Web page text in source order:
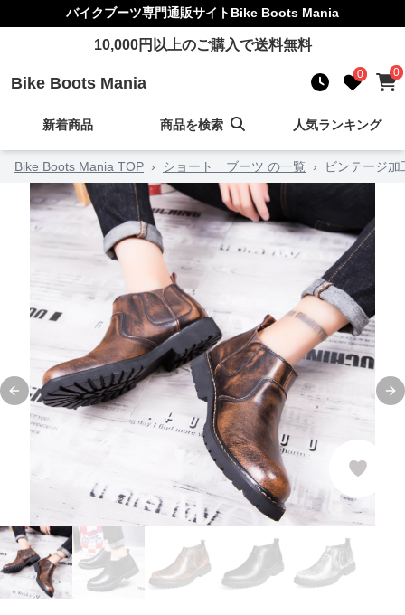
バイクブーツ専門通販サイトBike Boots Mania
10,000円以上のご購入で送料無料
Bike Boots Mania 0 0
新着商品 商品を検索 人気ランキング
Bike Boots Mania TOP › ショート ブーツ の一覧 › ビンテージ
Previous slide